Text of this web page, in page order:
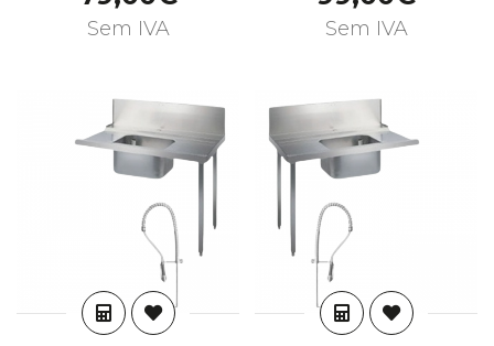
Sem IVA Sem IVA
ADICIONAR
ADICIONAR